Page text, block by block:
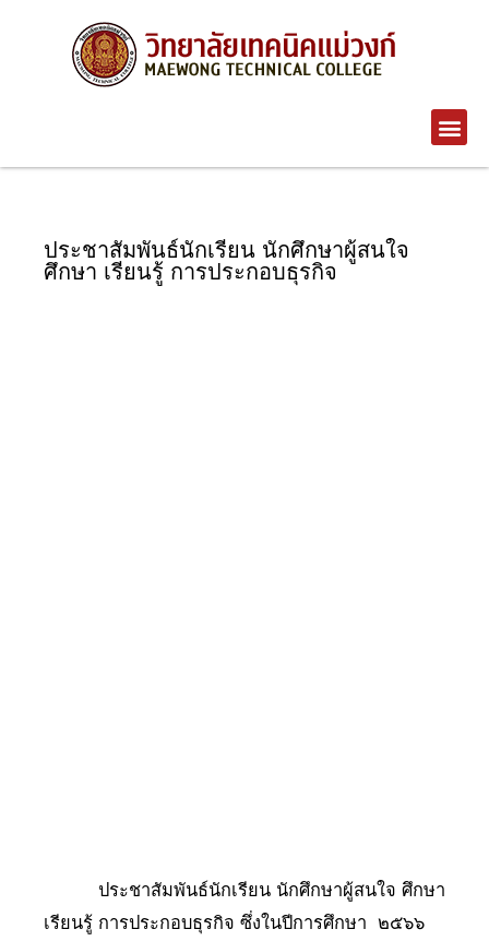
ประชาสัมพันธ์นักเรียน นักศึกษาผู้สนใจ
ศึกษา เรียนรู้ การประกอบธุรกิจ
ประชาสัมพันธ์นักเรียน นักศึกษาผู้สนใจ ศึกษา
เรียนรู้ การประกอบธุรกิจ ซึ่งในปีการศึกษา ๒๕๖๖